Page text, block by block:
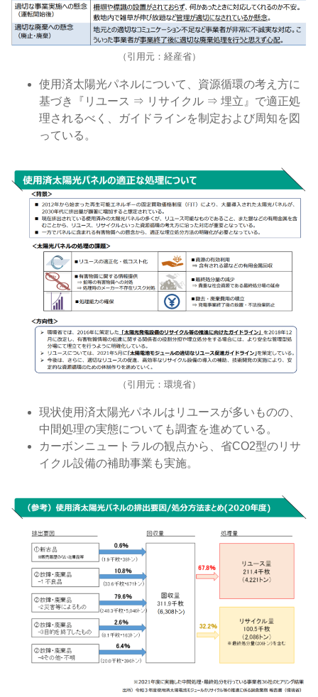
（引用元：経産省）
使用済太陽光パネルについて、資源循環の考え方に
基づき『リユース ⇒ リサイクル ⇒ 埋立』で適正処
理されるべく、ガイドラインを制定および周知を図
っている。
（引用元：環境省）
現状使用済太陽光パネルはリユースが多いものの、
中間処理の実態についても調査を進めている。
カーボンニュートラルの観点から、省CO2型のリサ
イクル設備の補助事業も実施。